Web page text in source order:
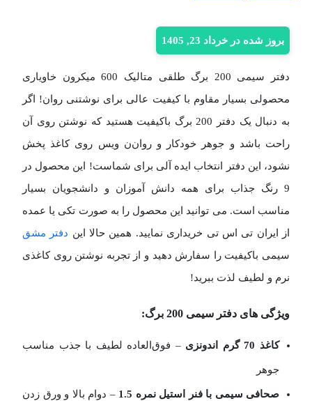
بروز شده در خرداد 23, 1405
دفتر سیمی 200 برگ طلقی متالیک 600 میکرون خاویاری
محصولی بسیار مقاوم با کیفیت عالی برای نوشتنی روان! اگر
به دنبال یک دفتر 200 برگ باکیفیت هستید که نوشتن روی آن
راحت باشد و جوهر خودکار و روان‌ن ویس روی کاغذ پخش
نشود، این دفتر انتخاب ایده‌ آلی برای شماست! این محصول در
9 رنگ جذاب برای همه دانش آموزان و دانشجویان بسیار
مناسب است. می توانید این محصول را به صورت تکی یا عمده
از ایران تی اس تی خریداری نمایید. همین حالا این دفتر مشق
سیمی باکیفیت را سفارش دهید و از تجربه نوشتن روی کاغذی
نرم و لطیف لذت ببرید!
ویژگی‌ های دفتر سیمی 200 برگ:
کاغذ 70 گرم اندونزی – فوق‌العاده لطیف با جذب مناسب
جوهر
صحافی سیمی با فنر استیل نمره 1.5 – دوام بالا و ورق زدن